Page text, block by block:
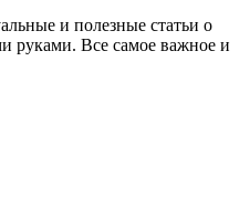
и полезные статьи о
руками. Все самое важное и